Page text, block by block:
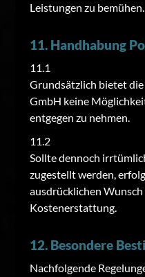
Leistungen zu bemühen.
11. Handhabung
11.1
Grundsätzlich bietet
GmbH keine
entgegen zu nehmen.
11.2
Sollte dennoch
zugestellt werden,
ausdrücklichen
Kostenerstattung.
12. Besondere
Nachfolgende